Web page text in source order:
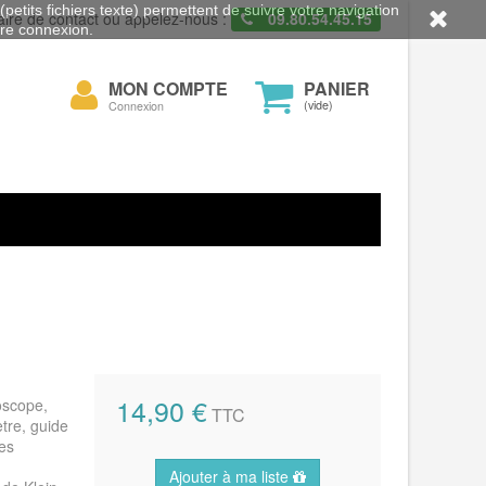
de contact ou appelez-nous : 09.80.54.45.15
PANIER
(vide)
Mon
compte
MON COMPTE
Connexion
14,90 €TTC
Ajouter à ma liste
guide
fichiers texte) permettent de suivre votre navigation
connexion.